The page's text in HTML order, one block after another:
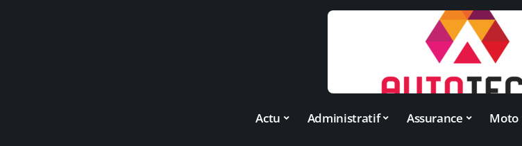
Actu Administratif Assurance Moto